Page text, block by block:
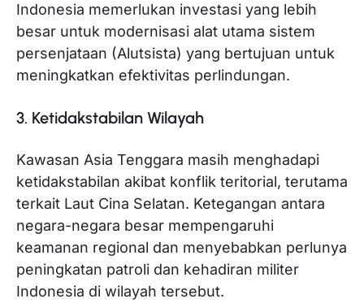
Indonesia memerlukan investasi yang lebih
besar untuk modernisasi alat utama sistem
persenjataan (Alutsista) yang bertujuan untuk
meningkatkan efektivitas perlindungan.
3. Ketidakstabilan Wilayah
Kawasan Asia Tenggara masih menghadapi
ketidakstabilan akibat konflik teritorial, terutama
terkait Laut Cina Selatan. Ketegangan antara
negara-negara besar mempengaruhi
keamanan regional dan menyebabkan perlunya
peningkatan patroli dan kehadiran militer
Indonesia di wilayah tersebut.